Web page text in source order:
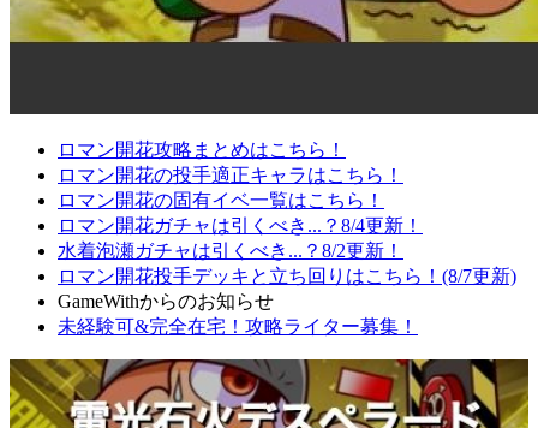
ロマン開花攻略まとめはこちら！
ロマン開花の投手適正キャラはこちら！
ロマン開花の固有イベ一覧はこちら！
ロマン開花ガチャは引くべき...？8/4更新！
水着泡瀬ガチャは引くべき...？8/2更新！
ロマン開花投手デッキと立ち回りはこちら！(8/7更新)
GameWithからのお知らせ
未経験可&完全在宅！攻略ライター募集！